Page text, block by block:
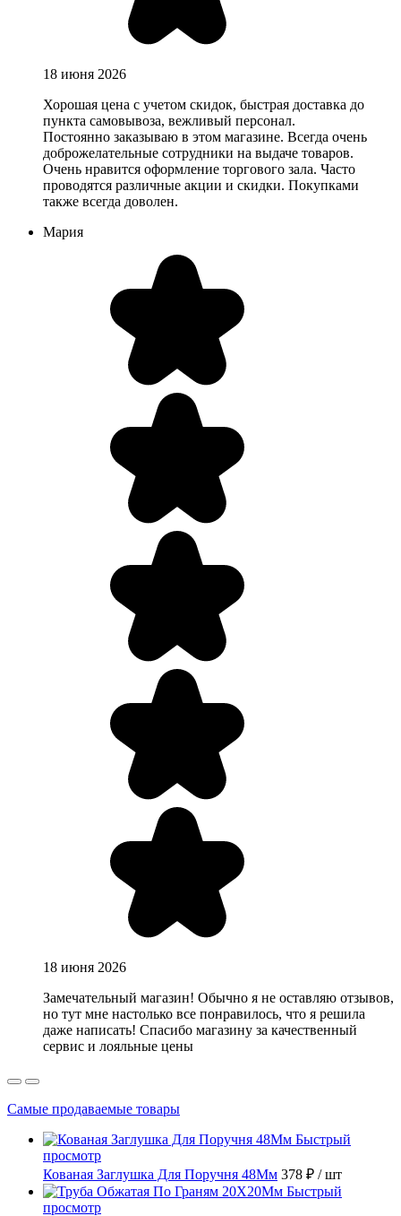
18 июня 2026
Хорошая цена с учетом скидок, быстрая доставка до
пункта самовывоза, вежливый персонал.
Постоянно заказываю в этом магазине. Всегда очень
доброжелательные сотрудники на выдаче товаров.
Очень нравится оформление торгового зала. Часто
проводятся различные акции и скидки. Покупками
также всегда доволен.
Мария
18 июня 2026
Замечательный магазин! Обычно я не оставляю отзывов,
но тут мне настолько все понравилось, что я решила
даже написать! Спасибо магазину за качественный
сервис и лояльные цены
Самые продаваемые товары
Быстрый
просмотр
Кованая Заглушка Для Поручня 48Мм 378 ₽ / шт
Быстрый
просмотр